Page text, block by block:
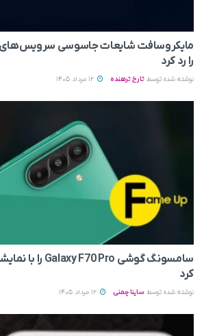
را رد کرد
نوشته شده توسط تارخ ترهنده
کرد
نوشته شده توسط ساینا چمنی